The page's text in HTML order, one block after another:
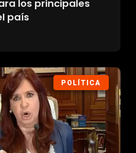
los principales
país
POLÍTICA